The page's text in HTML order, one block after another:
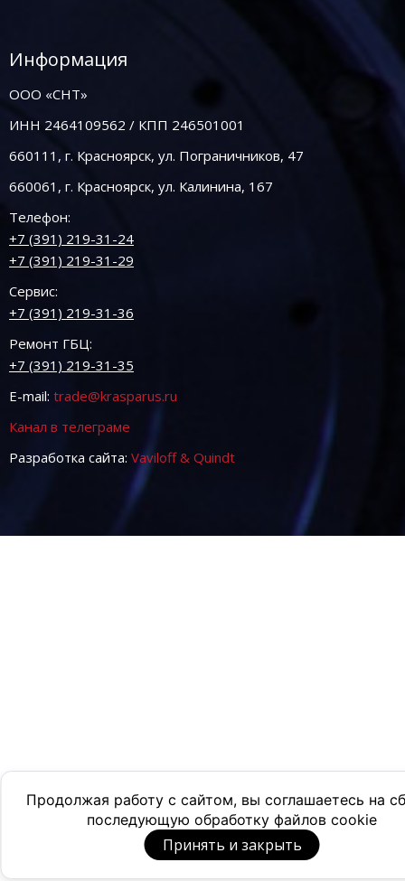
Продолжая работу с сайтом, вы соглашаетесь на
последующую обработку файлов cookie
Принять и закрыть
Информация
ООО «СНТ»
ИНН 2464109562 / КПП 246501001
660111, г. Красноярск, ул. Пограничников, 47
660061, г. Красноярск, ул. Калинина, 167
Телефон:
+7 (391) 219-31-24
+7 (391) 219-31-29
Сервис:
+7 (391) 219-31-36
Ремонт ГБЦ:
+7 (391) 219-31-35
E-mail: trade@krasparus.ru
Канал в телеграме
Разработка сайта: Vaviloff & Quindt